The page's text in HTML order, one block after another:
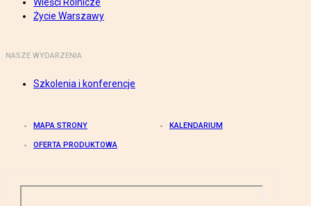
Życie Warszawy
NASZE WYDARZENIA
Szkolenia i konferencje
MAPA STRONY KALENDARIUM
OFERTA PRODUKTOWA